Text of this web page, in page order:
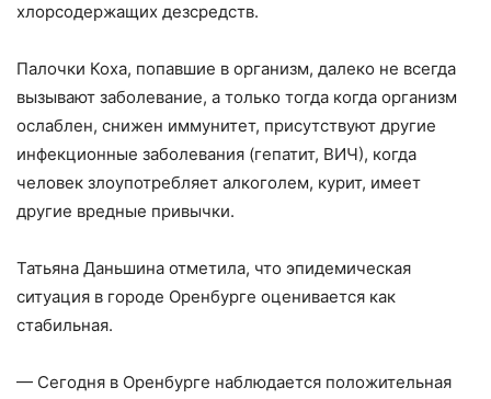
хлорсодержащих дезсредств.
Палочки Коха, попавшие в организм, далеко не всегда
вызывают заболевание, а только тогда когда организм
ослаблен, снижен иммунитет, присутствуют другие
инфекционные заболевания (гепатит, ВИЧ), когда
человек злоупотребляет алкоголем, курит, имеет
другие вредные привычки.
Татьяна Даньшина отметила, что эпидемическая
ситуация в городе Оренбурге оценивается как
стабильная.
— Сегодня в Оренбурге наблюдается положительная